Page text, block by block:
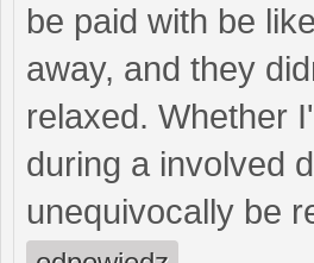
be paid with be
away, and they
relaxed. Whether
during a involved
unequivocally be